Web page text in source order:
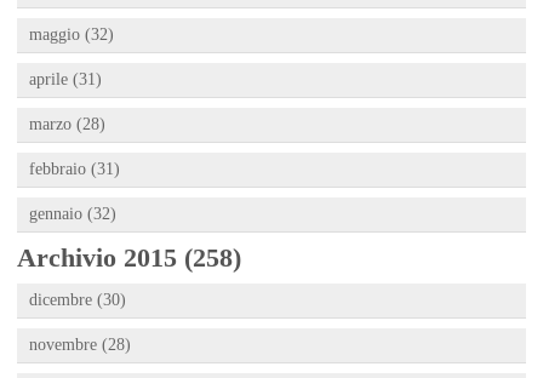
maggio (32)
aprile (31)
marzo (28)
febbraio (31)
gennaio (32)
Archivio 2015 (258)
dicembre (30)
novembre (28)